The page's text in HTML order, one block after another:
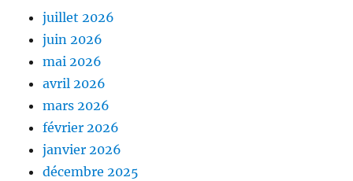
juillet 2026
juin 2026
mai 2026
avril 2026
mars 2026
février 2026
janvier 2026
décembre 2025